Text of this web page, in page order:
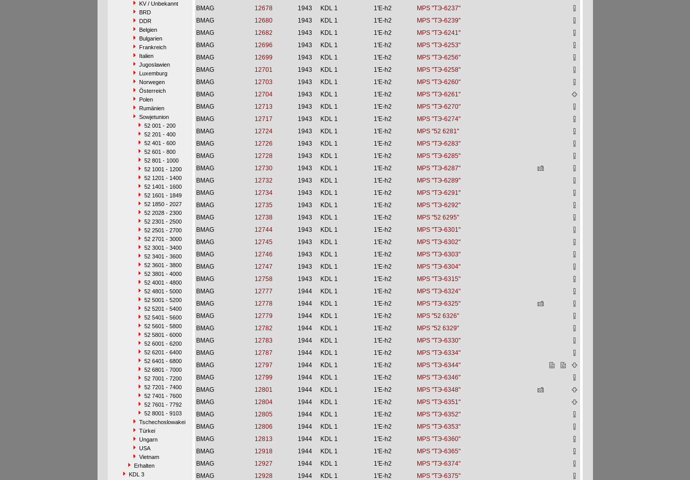
KV / Unbekannt
BRD
DDR
Belgien
Bulgarien
Frankreich
Italien
Jugoslawien
Luxemburg
Norwegen
Österreich
Polen
Rumänien
Sowjetunion
52 001 - 200
52 201 - 400
52 401 - 600
52 601 - 800
52 801 - 1000
52 1001 - 1200
52 1201 - 1400
52 1401 - 1600
52 1601 - 1849
52 1850 - 2027
52 2028 - 2300
52 2301 - 2500
52 2501 - 2700
52 2701 - 3000
52 3001 - 3400
52 3401 - 3600
52 3601 - 3800
52 3801 - 4000
52 4001 - 4800
52 4801 - 5000
52 5001 - 5200
52 5201 - 5400
52 5401 - 5600
52 5601 - 5800
52 5801 - 6000
52 6001 - 6200
52 6201 - 6400
52 6401 - 6800
52 6801 - 7000
52 7001 - 7200
52 7201 - 7400
52 7401 - 7600
52 7601 - 7792
52 8001 - 9103
Tschechoslowakei
Türkei
Ungarn
USA
Vietnam
Erhalten
KDL 3
BMAG
12678 1943 KDL 1 1'E-h2
MPS "TЭ-6237"
BMAG
12680 1943 KDL 1 1'E-h2
MPS "TЭ-6239"
BMAG
12682 1943 KDL 1 1'E-h2
MPS "TЭ-6241"
BMAG
12696 1943 KDL 1 1'E-h2
MPS "TЭ-6253"
BMAG
12699 1943 KDL 1 1'E-h2
MPS "TЭ-6256"
BMAG
12701 1943 KDL 1 1'E-h2
MPS "TЭ-6258"
BMAG
12703 1943 KDL 1 1'E-h2
MPS "TЭ-6260"
BMAG
12704 1943 KDL 1 1'E-h2
MPS "TЭ-6261"
BMAG
12713 1943 KDL 1 1'E-h2
MPS "TЭ-6270"
BMAG
12717 1943 KDL 1 1'E-h2
MPS "TЭ-6274"
BMAG
12724 1943 KDL 1 1'E-h2
MPS "52 6281"
BMAG
12726 1943 KDL 1 1'E-h2
MPS "TЭ-6283"
BMAG
12728 1943 KDL 1 1'E-h2
MPS "TЭ-6285"
BMAG
12730 1943 KDL 1 1'E-h2
MPS "TЭ-6287"
BMAG
12732 1943 KDL 1 1'E-h2
MPS "TЭ-6289"
BMAG
12734 1943 KDL 1 1'E-h2
MPS "TЭ-6291"
BMAG
12735 1943 KDL 1 1'E-h2
MPS "TЭ-6292"
BMAG
12738 1943 KDL 1 1'E-h2
MPS "52 6295"
BMAG
12744 1943 KDL 1 1'E-h2
MPS "TЭ-6301"
BMAG
12745 1943 KDL 1 1'E-h2
MPS "TЭ-6302"
BMAG
12746 1943 KDL 1 1'E-h2
MPS "TЭ-6303"
BMAG
12747 1943 KDL 1 1'E-h2
MPS "TЭ-6304"
BMAG
12758 1943 KDL 1 1'E-h2
MPS "TЭ-6315"
BMAG
12777 1944 KDL 1 1'E-h2
MPS "TЭ-6324"
BMAG
12778 1944 KDL 1 1'E-h2
MPS "TЭ-6325"
BMAG
12779 1944 KDL 1 1'E-h2
MPS "52 6326"
BMAG
12782 1944 KDL 1 1'E-h2
MPS "52 6329"
BMAG
12783 1944 KDL 1 1'E-h2
MPS "TЭ-6330"
BMAG
12787 1944 KDL 1 1'E-h2
MPS "TЭ-6334"
BMAG
12797 1944 KDL 1 1'E-h2
MPS "TЭ-6344"
BMAG
12799 1944 KDL 1 1'E-h2
MPS "TЭ-6346"
BMAG
12801 1944 KDL 1 1'E-h2
MPS "TЭ-6348"
BMAG
12804 1944 KDL 1 1'E-h2
MPS "TЭ-6351"
BMAG
12805 1944 KDL 1 1'E-h2
MPS "TЭ-6352"
BMAG
12806 1944 KDL 1 1'E-h2
MPS "TЭ-6353"
BMAG
12813 1944 KDL 1 1'E-h2
MPS "TЭ-6360"
BMAG
12918 1944 KDL 1 1'E-h2
MPS "TЭ-6365"
BMAG
12927 1944 KDL 1 1'E-h2
MPS "TЭ-6374"
BMAG
12928 1944 KDL 1 1'E-h2 MPS "TЭ-6375"